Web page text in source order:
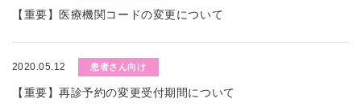
【重要】医療機関コードの変更について
2020.05.12 患者さん向け
【重要】再診予約の変更受付期間について